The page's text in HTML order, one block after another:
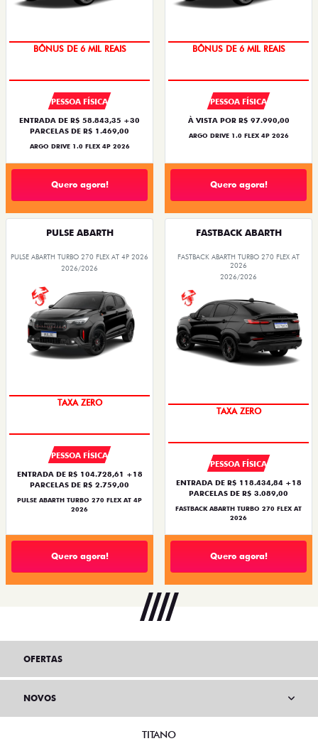
BÔNUS DE 6 MIL REAIS
PESSOA FÍSICA
ENTRADA DE R$ 58.843,35 +30
PARCELAS DE R$ 1.469,00
ARGO DRIVE 1.0 FLEX 4P 2026
Quero agora!
BÔNUS DE 6 MIL REAIS
PESSOA FÍSICA
À VISTA POR R$ 97.990,00
ARGO DRIVE 1.0 FLEX 4P 2026
Quero agora!
PULSE ABARTH
PULSE ABARTH TURBO 270 FLEX AT 4P 2026
2026/2026
TAXA ZERO
PESSOA FÍSICA
ENTRADA DE R$ 104.728,61 +18
PARCELAS DE R$ 2.759,00
PULSE ABARTH TURBO 270 FLEX AT 4P
2026
Quero agora!
FASTBACK ABARTH
FASTBACK ABARTH TURBO 270 FLEX AT
2026
2026/2026
TAXA ZERO
PESSOA FÍSICA
ENTRADA DE R$ 118.434,84 +18
PARCELAS DE R$ 3.089,00
FASTBACK ABARTH TURBO 270 FLEX AT
2026
Quero agora!
OFERTAS
NOVOS
TITANO